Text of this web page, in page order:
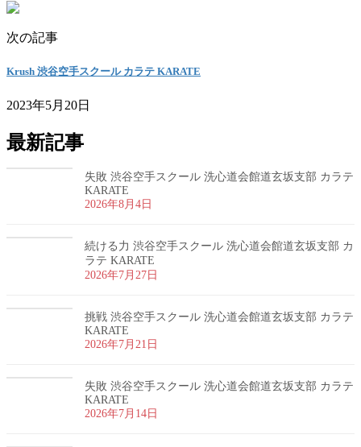
次の記事
Krush 渋谷空手スクール カラテ KARATE
2023年5月20日
最新記事
失敗 渋谷空手スクール 洗心道会館道玄坂支部 カラテ
KARATE
2026年8月4日
続ける力 渋谷空手スクール 洗心道会館道玄坂支部 カ
ラテ KARATE
2026年7月27日
挑戦 渋谷空手スクール 洗心道会館道玄坂支部 カラテ
KARATE
2026年7月21日
失敗 渋谷空手スクール 洗心道会館道玄坂支部 カラテ
KARATE
2026年7月14日